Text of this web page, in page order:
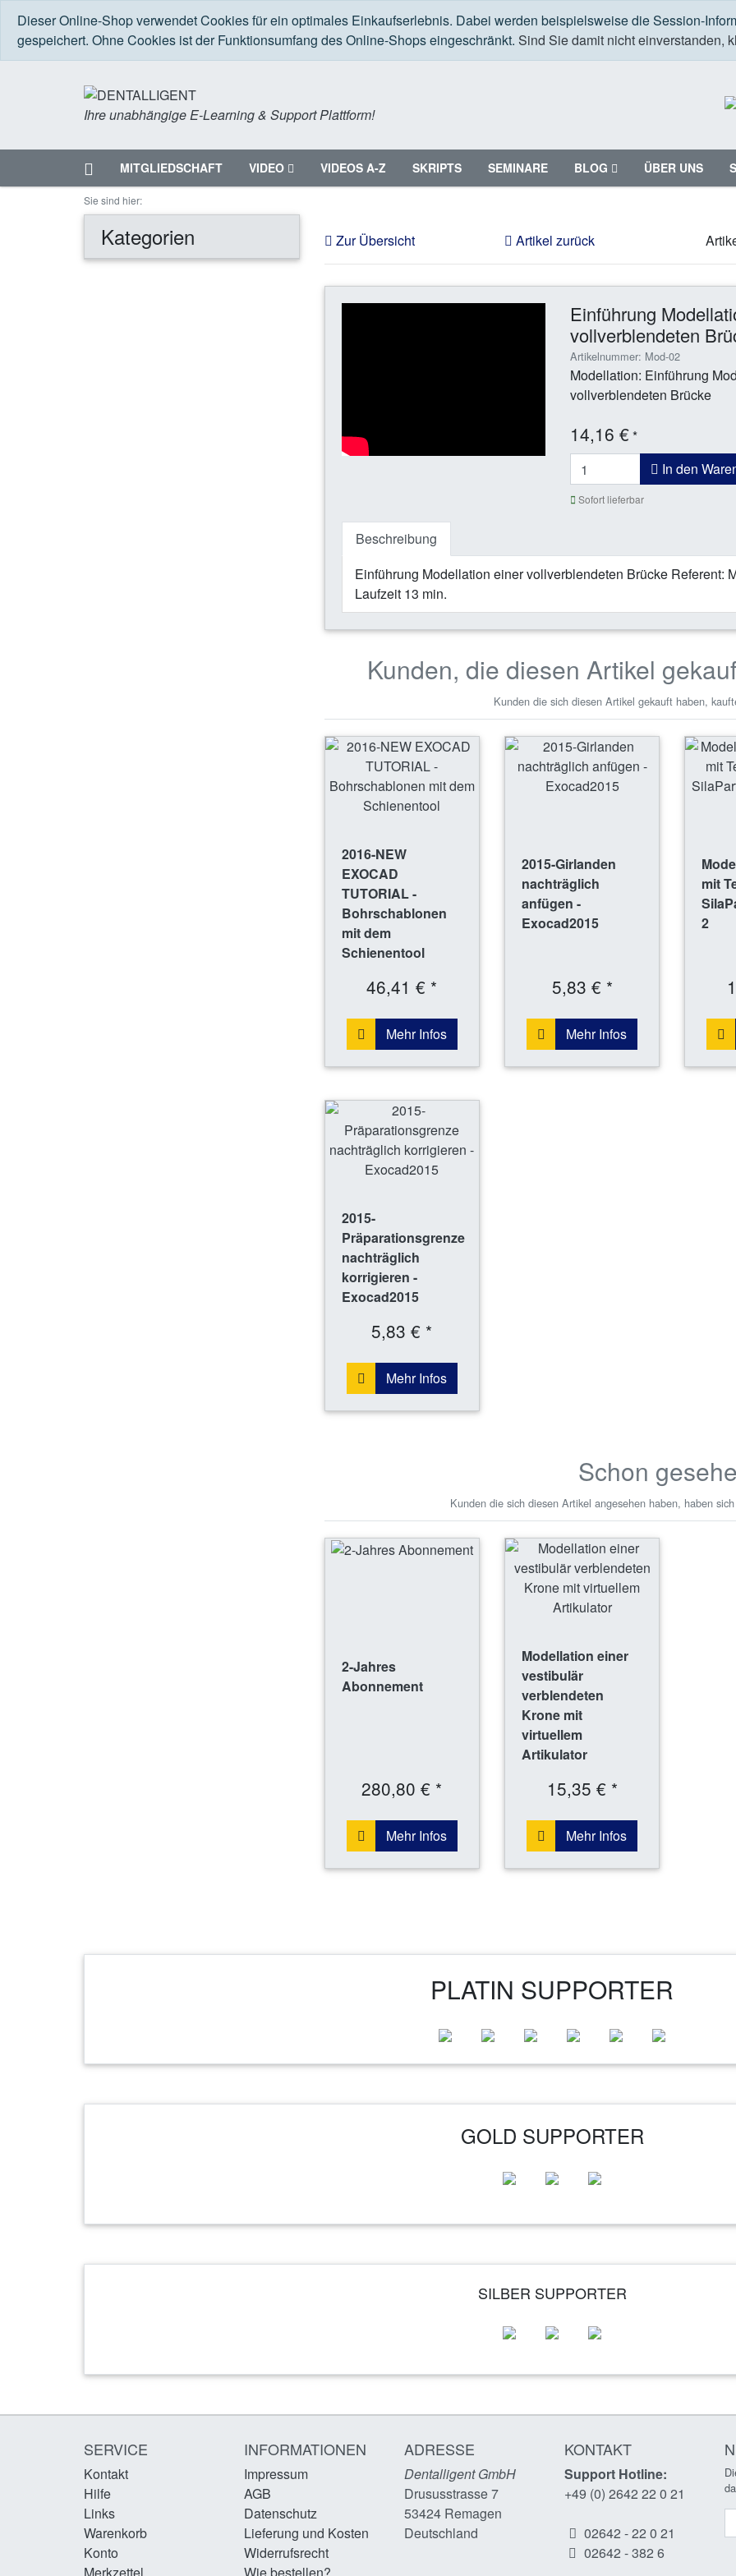
Dieser Online-Shop verwendet Cookies für ein optimales Einkaufserlebnis. Dabei werden beispielsweise die Session-
gespeichert. Ohne Cookies ist der Funktionsumfang des Online-Shops eingeschränkt. Sind Sie damit nicht einverstanden,
Ihre unabhängige E-Learning & Support Plattform!
Startseite
Menü MITGLIEDSCHAFT VIDEO VIDEOS A-Z SKRIPTS SEMINARE BLOG ÜBER UNS
Sie sind hier:
Kategorien Zur Übersicht Artikel zurück
Einführung
vollverblendeten
Artikelnummer: Mod-02
Modellation: Einführung
vollverblendeten Brücke
14,16 €*
In den
Sofort lieferbar
Beschreibung
Einführung Modellation einer vollverblendeten Brücke Referent:
Laufzeit 13 min.
Kunden, die diesen Artikel
Kunden die sich diesen Artikel gekauft haben,
2016-NEW
EXOCAD
TUTORIAL -
Bohrschablonen
mit dem
Schienentool
46,41 € *
Mehr Infos
2015-Girlanden
nachträglich
anfügen -
Exocad2015
5,83 € *
Mehr Infos
mit
2
2015-
Präparationsgrenze
nachträglich
korrigieren -
Exocad2015
5,83 € *
Mehr Infos
Schon
Kunden die sich diesen Artikel angesehen haben, haben
2-Jahres
Abonnement
280,80 € *
Mehr Infos
Modellation einer
vestibulär
verblendeten
Krone mit
virtuellem
Artikulator
15,35 € *
Mehr Infos
PLATIN SUPPORTER
GOLD SUPPORTER
SILBER SUPPORTER
SERVICE
Kontakt
Hilfe
Links
Warenkorb
Konto
INFORMATIONEN
Impressum
AGB
Datenschutz
Lieferung und Kosten
Widerrufsrecht
ADRESSE
Dentalligent GmbH
Drususstrasse 7
53424 Remagen
Deutschland
KONTAKT
Support Hotline:
+49 (0) 2642 22 0 21
02642 - 22 0 21
02642 - 382 6